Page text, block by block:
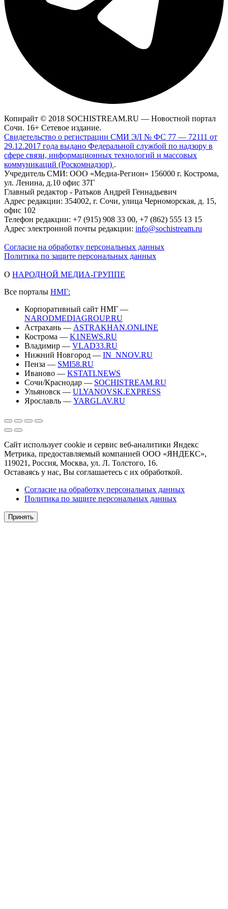
Копирайт © 2018 SOCHISTREAM.RU — Новостной портал
Сочи. 16+ Сетевое издание.
Свидетельство о регистрации СМИ ЭЛ № ФС 77 — 72111 от
29.12.2017 года выдано Федеральной службой по надзору в
сфере связи, информационных технологий и массовых
коммуникаций (Роскомнадзор) .
Учредитель СМИ: ООО «Медиа-Регион» 156000 г. Кострома,
ул. Ленина, д.10 офис 37Г
Главный редактор - Ратьков Андрей Геннадьевич
Адрес редакции: 354002, г. Сочи, улица Черноморская, д. 15,
офис 102
Телефон редакции: +7 (915) 908 33 00, +7 (862) 555 13 15
Адрес электронной почты редакции: info@sochistream.ru
Согласие на обработку персональных данных
Политика по защите персональных данных
О НАРОДНОЙ МЕДИА-ГРУППЕ
Все порталы НМГ:
Корпоративный сайт НМГ —
NARODMEDIAGROUP.RU
Астрахань — ASTRAKHAN.ONLINE
Кострома — K1NEWS.RU
Владимир — VLAD33.RU
Нижний Новгород — IN_NNOV.RU
Пенза — SMI58.RU
Иваново — KSTATI.NEWS
Сочи/Краснодар — SOCHISTREAM.RU
Ульяновск — ULYANOVSK.EXPRESS
Ярославль — YARGLAV.RU
Сайт использует cookie и сервис веб-аналитики Яндекс
Метрика, предоставляемый компанией ООО «ЯНДЕКС»,
119021, Россия, Москва, ул. Л. Толстого, 16.
Оставаясь у нас, Вы соглашаетесь с их обработкой.
Согласие на обработку персональных данных
Политика по защите персональных данных
Принять